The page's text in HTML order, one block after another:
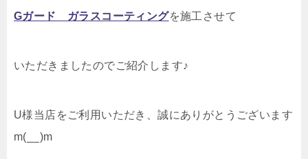
Gガード ガラスコーティングを施工させて
いただきましたのでご紹介します♪
U様当店をご利用いただき、誠にありがとうございます
m(__)m